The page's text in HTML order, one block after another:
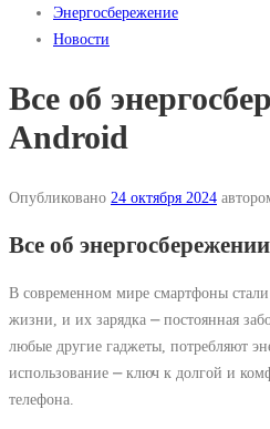
Энергосбережение
Новости
Все об
Android
Опубликовано 24 октября 2024
Все об
В современном мире смартфоны
жизни, и их зарядка ⎼ постоянная
любые другие гаджеты, потребляют
использование ⎼ ключ к долгой и
телефона.